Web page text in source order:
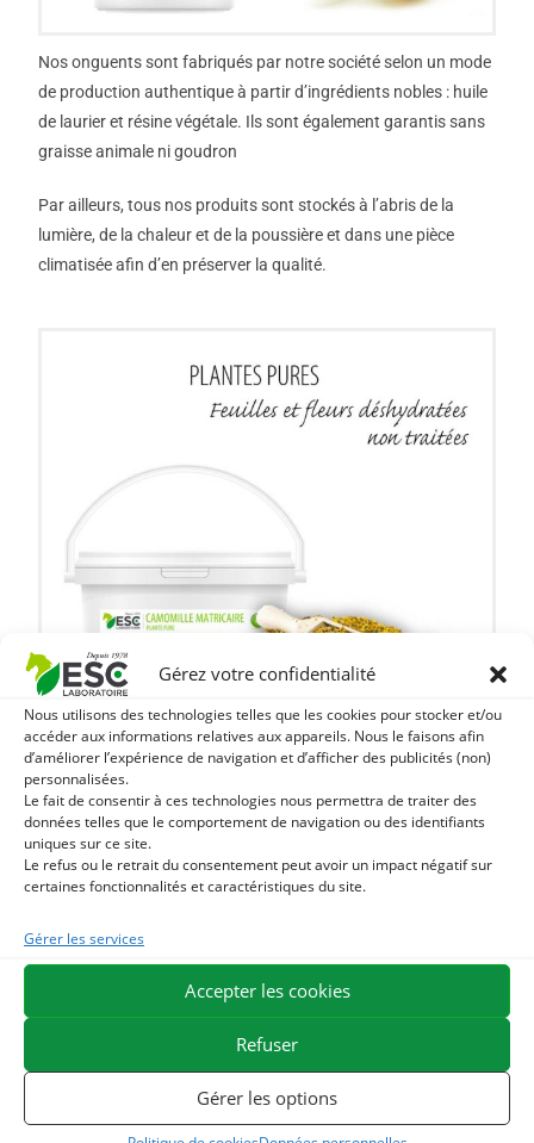
Gérez votre confidentialité
Nous utilisons des technologies telles que les cookies pour stocker et/ou
accéder aux informations relatives aux appareils. Nous le faisons afin
d’améliorer l’expérience de navigation et d’afficher des publicités (non)
personnalisées.
Le fait de consentir à ces technologies nous permettra de traiter des
données telles que le comportement de navigation ou des identifiants
uniques sur ce site.
Le refus ou le retrait du consentement peut avoir un impact négatif sur
certaines fonctionnalités et caractéristiques du site.
Gérer les services
Accepter les cookies
Refuser
Gérer les options
Nos onguents sont fabriqués par notre société selon un mode
de production authentique à partir d’ingrédients nobles : huile
de laurier et résine végétale. Ils sont également garantis sans
graisse animale ni goudron
Par ailleurs, tous nos produits sont stockés à l’abris de la
lumière, de la chaleur et de la poussière et dans une pièce
climatisée afin d’en préserver la qualité.
Toutes nos plantes pures sont non traitées, garanties sans
OGM et analysées par un Laboratoire indépendant. Les
mélanges sont conditionnés dans des sachets de protection
anti-humidité à l’intérieur d’un seau opaque.
La majorité de nos plantes proviennent de France ou de la
communauté européenne.